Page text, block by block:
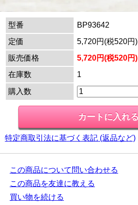
型番
BP93642
定価
5,720円(税520円)
販売価格
5,720円(税520円)
在庫数
1
購入数
特定商取引法に基づく表記 (返品など)
この商品について問い合わせる
この商品を友達に教える
買い物を続ける